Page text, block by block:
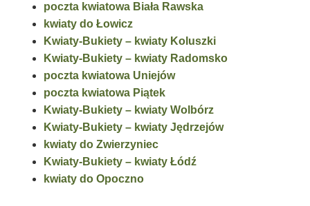
poczta kwiatowa Biała Rawska
kwiaty do Łowicz
Kwiaty-Bukiety – kwiaty Koluszki
Kwiaty-Bukiety – kwiaty Radomsko
poczta kwiatowa Uniejów
poczta kwiatowa Piątek
Kwiaty-Bukiety – kwiaty Wolbórz
Kwiaty-Bukiety – kwiaty Jędrzejów
kwiaty do Zwierzyniec
Kwiaty-Bukiety – kwiaty Łódź
kwiaty do Opoczno